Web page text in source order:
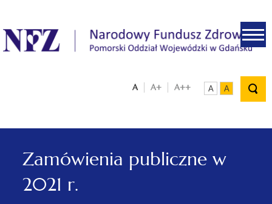
.
A A+ A++ A A
Zamówienia publiczne w
2021 r.